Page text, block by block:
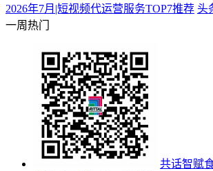
2026年7月|短视频代运营服务TOP7推荐 头
一周热门
共话智赋